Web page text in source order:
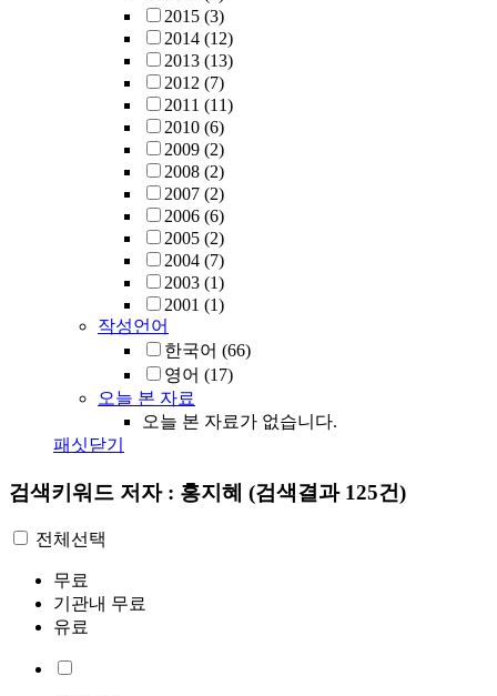
2015 (3)
2014 (12)
2013 (13)
2012 (7)
2011 (11)
2010 (6)
2009 (2)
2008 (2)
2007 (2)
2006 (6)
2005 (2)
2004 (7)
2003 (1)
2001 (1)
작성언어
한국어 (66)
영어 (17)
오늘 본 자료
오늘 본 자료가 없습니다.
패싯닫기
검색키워드 저자 : 홍지혜 (검색결과 125건)
전체선택
무료
기관내 무료
유료